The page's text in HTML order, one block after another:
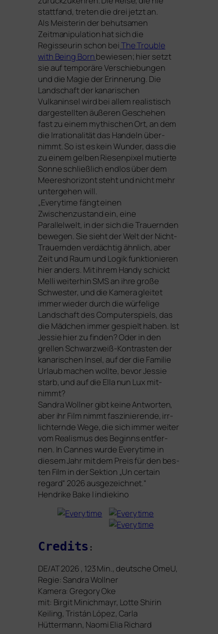
statt­fand, tre­ten die drei jetzt an.
Als Meisterin der behut­sa­men
Zeitmanipulation hat sich die
Regisseurin schon bei The Trouble
with Being Bornbewie­sen; hier setzt
sie auf tem­po­rä­re Verschiebungen
und die Magie der Erinnerung. Die
Landschaft der kana­ri­schen
Vulkaninsel wird bei allem rea­lis­tisch
dar­ge­stell­ten äuße­ren Geschehen
fast zu einem mythi­schen Ort, an dem
die Irrationalität das Handeln über­
nimmt. So ist es kein Wunder, dass die
zu einem gel­ben Riesenpixel mutier­te
Sonne schließ­lich end­los über dem
Meereshorizont steht und nicht mehr
unter­ge­hen will.
„Everytimefängt einen
Zwischenzustand ein, eine
Parallelwelt, in der sich die Trauernden
bewe­gen. Sie sieht der Welt der Nicht-
Trauernden ver­däch­tig ähn­lich, aber
Zeit und Raum und Logik funk­tio­nie­ren
hier anders. Mit ihrem Handy schickt
Melli wei­ter­hinSMSan ihre gro­ße
Schwester, und die Kamera glei­tet
immer wie­der durch die wür­fe­li­ge
Landschaft des Computerspiels, das
die Mädchen immer gespielt haben. Ist
Jessie hier zu fin­den? Oder in den
grel­len Schwarzweiß-Kontrasten der
kana­ri­schen Insel, auf der die Familie
Urlaub machen woll­te, bevor Jessie
starb, und auf die Ella nun Lux mit­
nimmt?
Sandra Wollner gibt kei­ne Antworten,
aber ihr Film nimmt fas­zi­nie­ren­de, irr­
lich­tern­de Wege, die sich immer wei­ter
vom Realismus des Beginns ent­fer­
nen. In Cannes wur­de Everytime in
die­sem Jahr mit dem Preis für den bes­
ten Film in der Sektion „Un cer­tain
regard“ 2026 aus­ge­zeich­net.“
Hendrike Bake | indiekino
Credits :
DE/AT2026 , 123 Min., deut­sche OmeU,
Regie: Sandra Wollner
Kamera: Gregory Oke
mit: Birgit Minichmayr, Lotte Shirin
Keiling, Tristán López, Carla
Hüttermann, Naomi Elia Richard